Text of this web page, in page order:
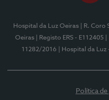
Hospital da Luz Oeiras
| R.
Oeiras
| Registo ERS - E112405
11282/2016
| Hospital da Luz
Política